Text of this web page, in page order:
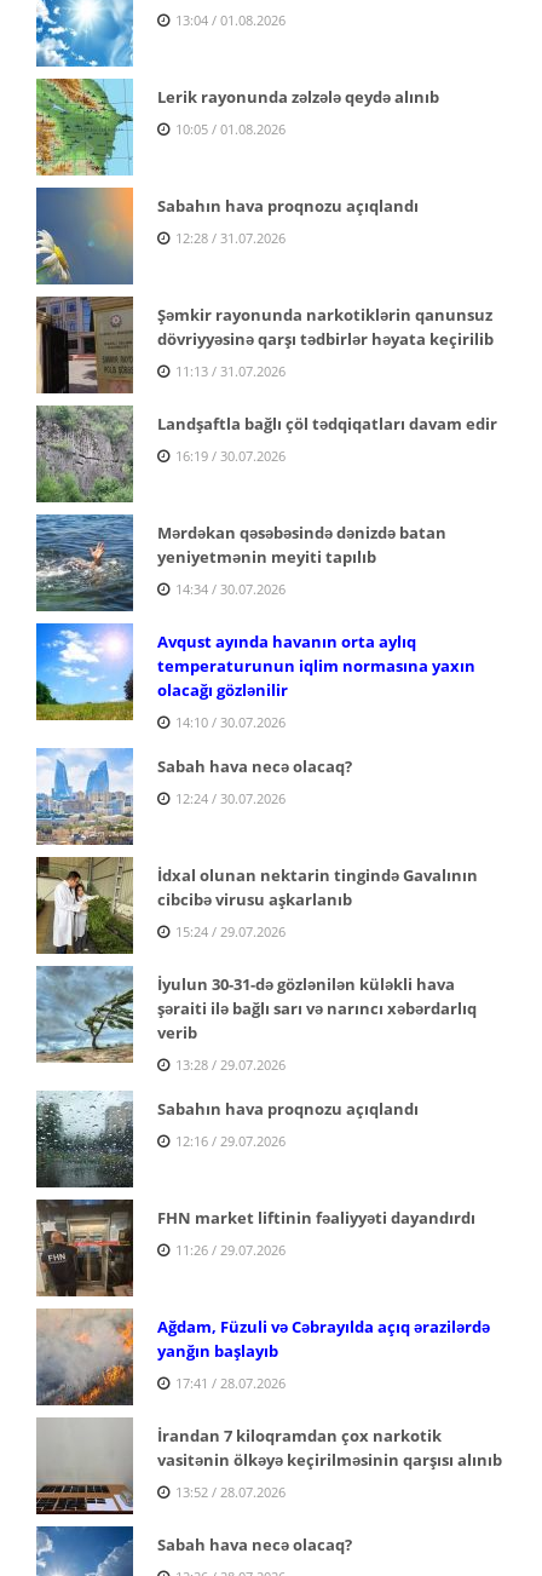
13:04 / 01.08.2026
Lerik rayonunda zəlzələ qeydə alınıb
10:05 / 01.08.2026
Sabahın hava proqnozu açıqlandı
12:28 / 31.07.2026
Şəmkir rayonunda narkotiklərin qanunsuz
dövriyyəsinə qarşı tədbirlər həyata keçirilib
11:13 / 31.07.2026
Landşaftla bağlı çöl tədqiqatları davam edir
16:19 / 30.07.2026
Mərdəkan qəsəbəsində dənizdə batan
yeniyetmənin meyiti tapılıb
14:34 / 30.07.2026
Avqust ayında havanın orta aylıq
temperaturunun iqlim normasına yaxın
olacağı gözlənilir
14:10 / 30.07.2026
Sabah hava necə olacaq?
12:24 / 30.07.2026
İdxal olunan nektarin tingində Gavalının
cibcibə virusu aşkarlanıb
15:24 / 29.07.2026
İyulun 30-31-də gözlənilən küləkli hava
şəraiti ilə bağlı sarı və narıncı xəbərdarlıq
verib
13:28 / 29.07.2026
Sabahın hava proqnozu açıqlandı
12:16 / 29.07.2026
FHN market liftinin fəaliyyəti dayandırdı
11:26 / 29.07.2026
Ağdam, Füzuli və Cəbrayılda açıq ərazilərdə
yanğın başlayıb
17:41 / 28.07.2026
İrandan 7 kiloqramdan çox narkotik
vasitənin ölkəyə keçirilməsinin qarşısı alınıb
13:52 / 28.07.2026
Sabah hava necə olacaq?